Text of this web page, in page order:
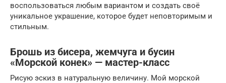
воспользоваться любым вариантом и создать своё
уникальное украшение, которое будет неповторимым и
стильным.
Брошь из бисера, жемчуга и бусин
«Морской конек» — мастер-класс
Рисую эскиз в натуральную величину. Мой морской